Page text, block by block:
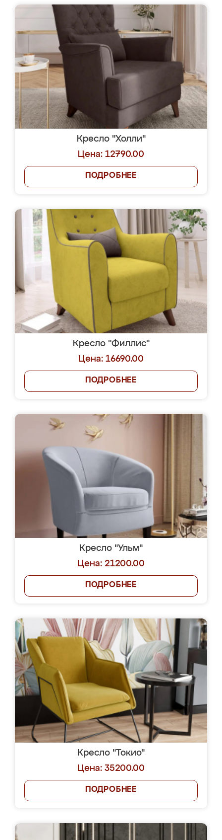
Кресло "Холли"
Цена: 12790.00
ПОДРОБНЕЕ
Кресло "Филлис"
Цена: 16690.00
ПОДРОБНЕЕ
Кресло "Ульм"
Цена: 21200.00
ПОДРОБНЕЕ
Кресло "Токио"
Цена: 35200.00
ПОДРОБНЕЕ